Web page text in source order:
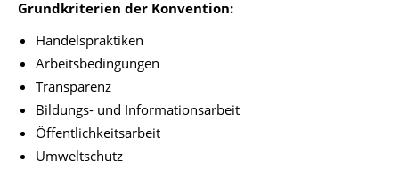
Grundkriterien der Konvention:
Handelspraktiken
Arbeitsbedingungen
Transparenz
Bildungs- und Informationsarbeit
Öffentlichkeitsarbeit
Umweltschutz